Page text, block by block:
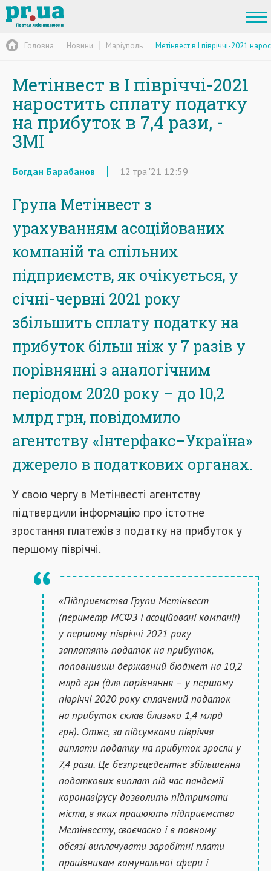
Головна Новини Маріуполь Метінвест в I півріччі-2021
Метінвест в I півріччі-2021
наростить сплату податку
на прибуток в 7,4 рази, -
ЗМІ
Богдан Барабанов 12 тра '21 12:59
Група Метінвест з
урахуванням асоційованих
компаній та спільних
підприємств, як очікується, у
січні-червні 2021 року
збільшить сплату податку на
прибуток більш ніж у 7 разів у
порівнянні з аналогічним
періодом 2020 року – до 10,2
млрд грн, повідомило
агентству «Інтерфакс–Україна»
джерело в податкових органах.
У свою чергу в Метінвесті агентству
підтвердили інформацію про істотне
зростання платежів з податку на прибуток у
першому півріччі.
«Підприємства Групи Метінвест
(периметр МСФЗ і асоційовані компанії)
у першому півріччі 2021 року
заплатять податок на прибуток,
поповнивши державний бюджет на 10,2
млрд грн (для порівняння – у першому
півріччі 2020 року сплачений податок
на прибуток склав близько 1,4 млрд
грн). Отже, за підсумками півріччя
виплати податку на прибуток зросли у
7,4 рази. Це безпрецедентне збільшення
податкових виплат під час пандемії
коронавірусу дозволить підтримати
міста, в яких працюють підприємства
Метінвесту, своєчасно і в повному
обсязі виплачувати заробітні плати
працівникам комунальної сфери і